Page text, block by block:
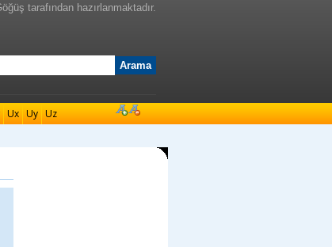
tarafından hazırlanmaktadır.
Ux Uy Uz